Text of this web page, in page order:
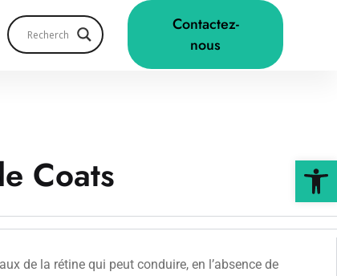
Contactez-
nous
Coats
de la rétine qui peut conduire, en l’absence de